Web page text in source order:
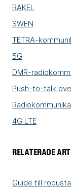
RAKEL
SWEN
TETRA-
5G
DMR-
Push-to-talk
4G LTE
RELATERADE
Guide till